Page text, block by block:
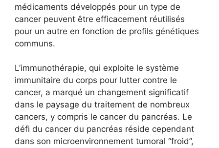
médicaments développés pour un type de
cancer peuvent être efficacement réutilisés
pour un autre en fonction de profils génétiques
communs.
L’immunothérapie, qui exploite le système
immunitaire du corps pour lutter contre le
cancer, a marqué un changement significatif
dans le paysage du traitement de nombreux
cancers, y compris le cancer du pancréas. Le
défi du cancer du pancréas réside cependant
dans son microenvironnement tumoral “froid”,